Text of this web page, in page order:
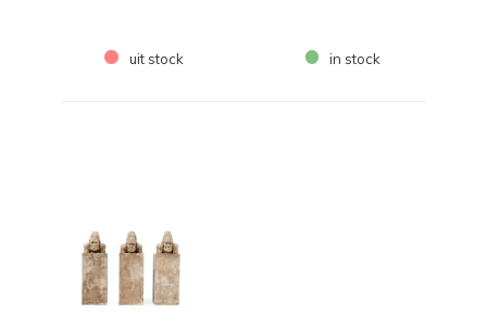
uit stock in stock